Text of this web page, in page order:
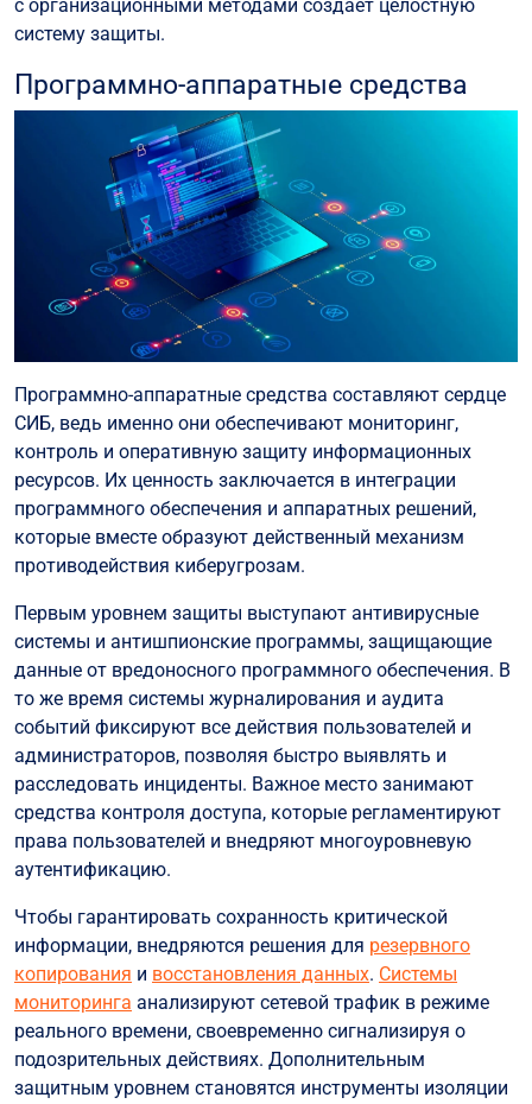
с организационными методами создает целостную
систему защиты.
Программно-аппаратные средства
Программно-аппаратные средства составляют сердце
СИБ, ведь именно они обеспечивают мониторинг,
контроль и оперативную защиту информационных
ресурсов. Их ценность заключается в интеграции
программного обеспечения и аппаратных решений,
которые вместе образуют действенный механизм
противодействия киберугрозам.
Первым уровнем защиты выступают антивирусные
системы и антишпионские программы, защищающие
данные от вредоносного программного обеспечения. В
то же время системы журналирования и аудита
событий фиксируют все действия пользователей и
администраторов, позволяя быстро выявлять и
расследовать инциденты. Важное место занимают
средства контроля доступа, которые регламентируют
права пользователей и внедряют многоуровневую
аутентификацию.
Чтобы гарантировать сохранность критической
информации, внедряются решения для резервного
копирования и восстановления данных. Системы
мониторинга анализируют сетевой трафик в режиме
реального времени, своевременно сигнализируя о
подозрительных действиях. Дополнительным
защитным уровнем становятся инструменты изоляции